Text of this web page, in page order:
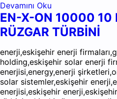
Devamını Oku
EN-X-ON 10000 10
RÜZGAR TÜRBİNİ
enerji,eskişehir enerji
holding,eskişehir solar enerji
enerjisi,energy,enerji
solar sistemler,eskişehir
enerjisi,eskişehir